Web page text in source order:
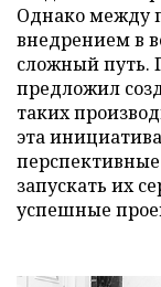
Однако между
внедрением в
сложный путь.
предложил
таких
эта
запускать их
успешные